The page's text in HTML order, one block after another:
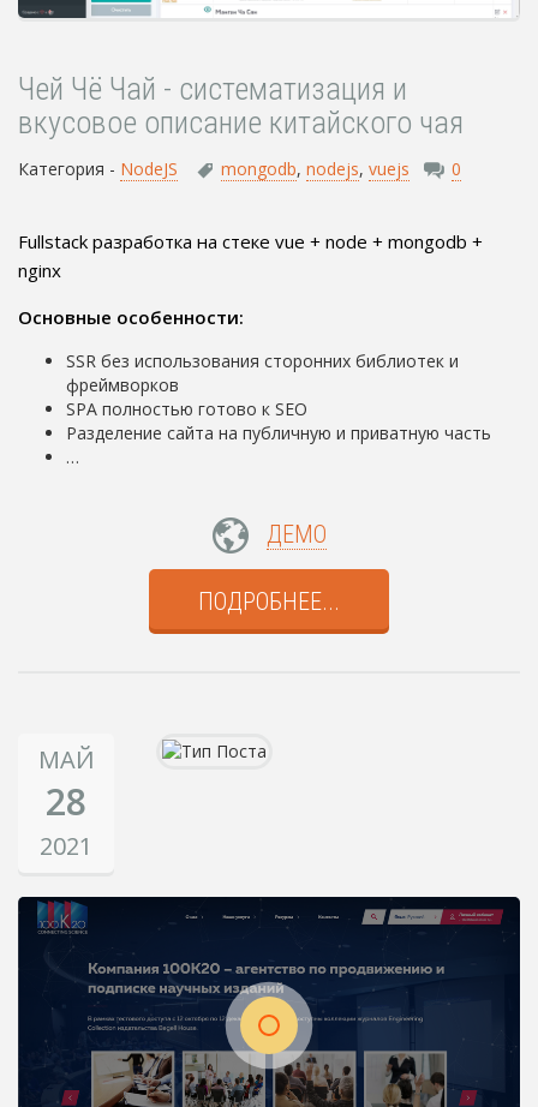
Чей Чё Чай - систематизация и
вкусовое описание китайского чая
Категория - NodeJS mongodb, nodejs, vuejs 0
Fullstack разработка на стеке vue + node + mongodb +
nginx
Основные особенности:
SSR без использования сторонних библиотек и
фреймворков
SPA полностью готово к SEO
Разделение сайта на публичную и приватную часть
…
ДЕМО
ПОДРОБНЕЕ...
МАЙ
28
2021